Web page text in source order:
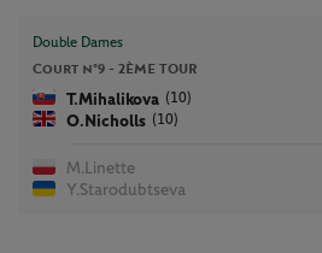
Double Dames
Court n°9 - 2ÈME TOUR
T.Mihalikova (10)
O.Nicholls (10)
M.Linette
Y.Starodubtseva